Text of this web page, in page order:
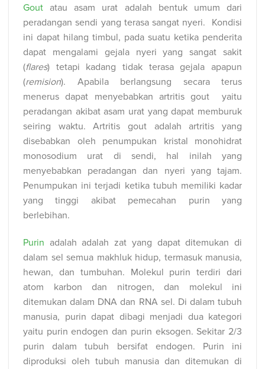
Gout atau asam urat adalah bentuk umum dari
peradangan sendi yang terasa sangat nyeri. Kondisi
ini dapat hilang timbul, pada suatu ketika penderita
dapat mengalami gejala nyeri yang sangat sakit
(flares) tetapi kadang tidak terasa gejala apapun
(remision). Apabila berlangsung secara terus
menerus dapat menyebabkan artritis gout yaitu
peradangan akibat asam urat yang dapat memburuk
seiring waktu.
Artritis gout adalah artritis yang
disebabkan oleh penumpukan kristal monohidrat
monosodium urat di sendi, hal inilah yang
menyebabkan peradangan dan nyeri yang tajam.
Penumpukan ini terjadi ketika tubuh memiliki kadar
yang tinggi akibat pemecahan purin yang
berlebihan.
Purin adalah adalah zat yang dapat ditemukan di
dalam sel semua makhluk hidup, termasuk manusia,
hewan, dan tumbuhan. Molekul purin terdiri dari
atom karbon dan nitrogen, dan molekul ini
ditemukan dalam DNA dan RNA sel. Di dalam tubuh
manusia, purin dapat dibagi menjadi dua kategori
yaitu purin endogen dan purin eksogen. Sekitar 2/3
purin dalam tubuh bersifat endogen. Purin ini
diproduksi oleh tubuh manusia dan ditemukan di